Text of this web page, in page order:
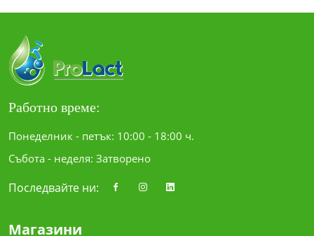
Работно време:
Понеделник - петък: 10:00 - 18:00 ч.
Събота - неделя: Затворено
Последвайте ни:
Магазини